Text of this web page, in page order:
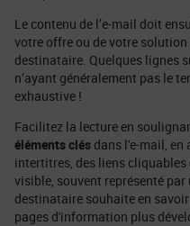
Le contenu de l’e-mail doit
votre offre ou de votre
destinataire. Quelques lignes
n’ayant généralement pas le
exhaustive !
Facilitez la lecture en
éléments clés dans l'e-mail, en
intertitres, des liens cliquables
visible, souvent représenté
destinataire souhaite en
pages d'information plus